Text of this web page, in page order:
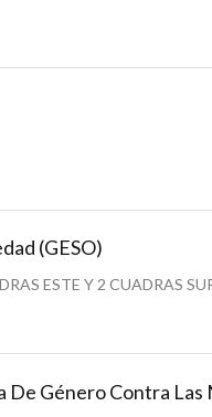
(GESO)
ESTE Y 2 CUADRAS
Género Contra Las